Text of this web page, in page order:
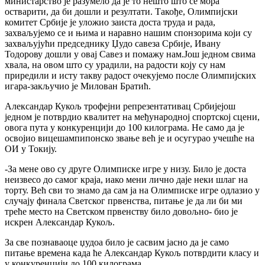
остварити, да би дошли и резултати. Такође, Олимпијски
комитет Србије је уложио заиста доста труда и рада,
захваљујемо се и њима и наравно нашим спонзорима који су
захваљујући председнику Џудо савеза Србије, Ивану
Тодорову дошли у овај Савез и помажу нам.Још једном свима
хвала, на овом што су урадили, на радости коју су нам
приредили и исту такву радост очекујемо после Олимпијских
игара-закључио је Милован Братић.
Александар Кукољ трофејни репрезентативац Србијејош
једном је потврдио квалитет на међународној спортској сцени,
овога пута у конкуренцији до 100 килограма. Не само да је
освојио вицешампипонско звање већ је и осугурао учешће на
ОИ у Токију.
-За мене ово су друге Олимписке игре у низу. Било је доста
неизвесо до самог краја, иако мени лично даје неки шлаг на
торту. Већ сви то знамо да сам ја на Олимписке игре одлазио у
случају финала Светског првенства, питање је да ли би ми
треће место на Светском првенству било довољно- био је
искрен Александар Кукољ.
За све познаваоце џудоа било је сасвим јасно да је само
питање времена када ће Александар Кукољ потврдити класу и